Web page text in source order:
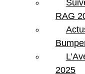
Mounting Holes
€
quantité de Universal
RAG
2025